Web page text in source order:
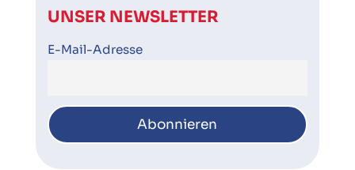
UNSER NEWSLETTER
E-Mail-Adresse